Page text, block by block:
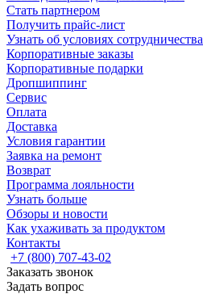
Стать партнером
Получить прайс-лист
Узнать об условиях сотрудничества
Корпоративные заказы
Корпоративные подарки
Дропшиппинг
Сервис
Оплата
Доставка
Условия гарантии
Заявка на ремонт
Возврат
Программа лояльности
Узнать больше
Обзоры и новости
Как ухаживать за продуктом
Контакты
+7 (800) 707-43-02
Заказать звонок
Задать вопрос